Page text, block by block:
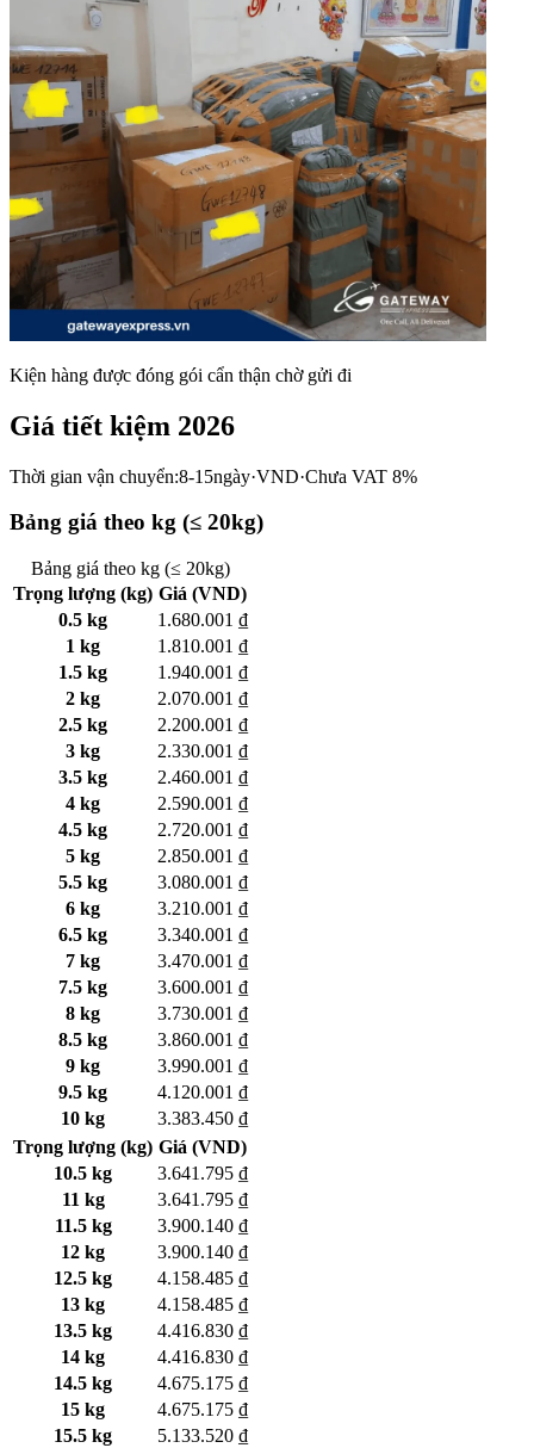
Kiện hàng được đóng gói cẩn thận chờ gửi đi
Giá tiết kiệm 2026
Thời gian vận chuyển:8-15ngày·VND·Chưa VAT 8%
Bảng giá theo kg (≤ 20kg)
Bảng giá theo kg (≤ 20kg)
Trọng lượng (kg) Giá (VND)
0.5 kg
1.680.001 ₫
1 kg
1.810.001 ₫
1.5 kg
1.940.001 ₫
2 kg
2.070.001 ₫
2.5 kg
2.200.001 ₫
3 kg
2.330.001 ₫
3.5 kg
2.460.001 ₫
4 kg
2.590.001 ₫
4.5 kg
2.720.001 ₫
5 kg
2.850.001 ₫
5.5 kg
3.080.001 ₫
6 kg
3.210.001 ₫
6.5 kg
3.340.001 ₫
7 kg
3.470.001 ₫
7.5 kg
3.600.001 ₫
8 kg
3.730.001 ₫
8.5 kg
3.860.001 ₫
9 kg
3.990.001 ₫
9.5 kg
4.120.001 ₫
10 kg
3.383.450 ₫
Trọng lượng (kg) Giá (VND)
10.5 kg
3.641.795 ₫
11 kg
3.641.795 ₫
11.5 kg
3.900.140 ₫
12 kg
3.900.140 ₫
12.5 kg
4.158.485 ₫
13 kg
4.158.485 ₫
13.5 kg
4.416.830 ₫
14 kg
4.416.830 ₫
14.5 kg
4.675.175 ₫
15 kg
4.675.175 ₫
15.5 kg
5.133.520 ₫